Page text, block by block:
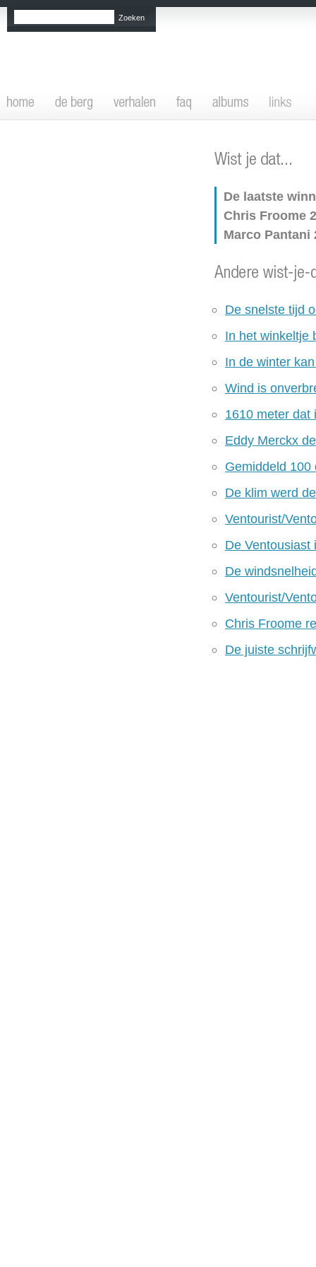
De laatste
Chris Froome
Marco Pantani
De snelste tijd
In het winkeltje
In de winter
Wind is
1610 meter dat
Eddy Merckx
Gemiddeld 100
De klim werd
Ventourist/
De Ventousiast
De
Ventourist/
Chris Froome
De juiste